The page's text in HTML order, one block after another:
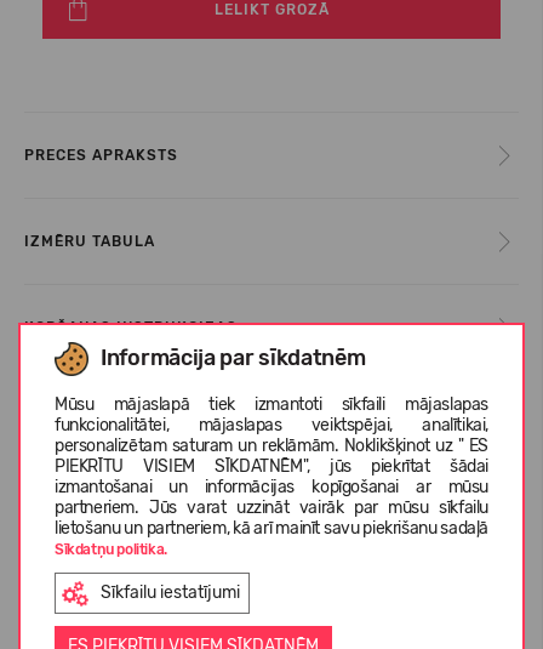
Informācija par sīkdatnēm
Mūsu mājaslapā tiek izmantoti sīkfaili mājaslapas
funkcionalitātei, mājaslapas veiktspējai, analītikai,
personalizētam saturam un reklāmām. Noklikšķinot uz " ES
PIEKRĪTU VISIEM SĪKDATNĒM", jūs piekrītat šādai
izmantošanai un informācijas kopīgošanai ar mūsu
partneriem. Jūs varat uzzināt vairāk par mūsu sīkfailu
lietošanu un partneriem, kā arī mainīt savu piekrišanu sadaļā
Sīkdatņu politika.
Sīkfailu iestatījumi
LELIKT GROZĀ
PRECES APRAKSTS
IZMĒRU TABULA
KOPŠANAS INSTRUKCIJAS
PAR KEEN
KLIENTU ATSAUKSMES (0)
Līdzīgas preces